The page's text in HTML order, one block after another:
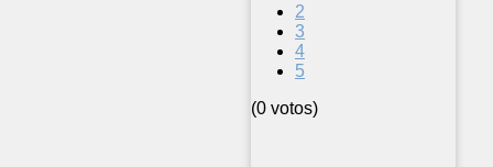
2
3
4
5
(0 votos)